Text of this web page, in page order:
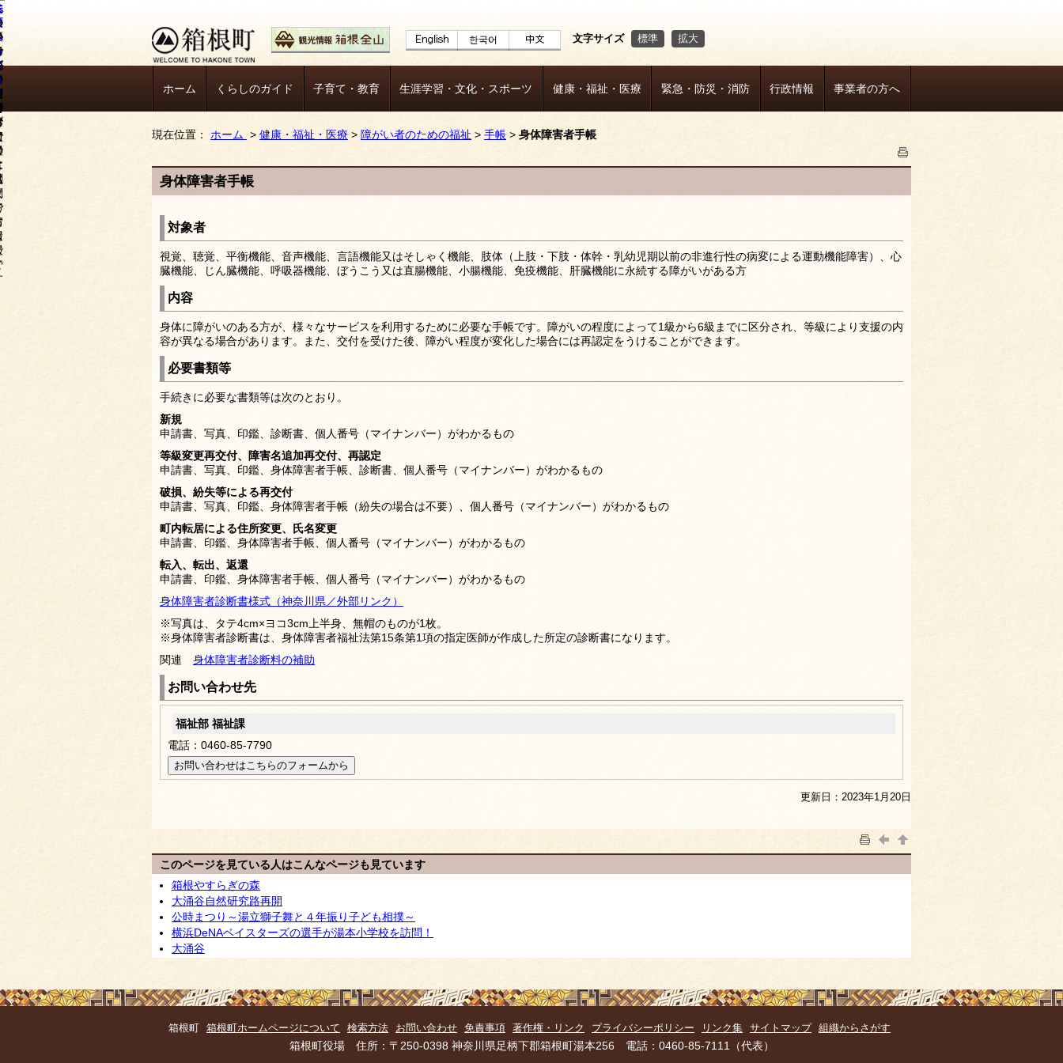
文字サイズ 標準 拡大
ホーム くらしのガイド 子育て・教育 生涯学習・文化・スポーツ 健康・福祉・医療 緊急・防災・消防 行政情報 事業者の方へ
現在位置： ホーム > 健康・福祉・医療 > 障がい者のための福祉 > 手帳 > 身体障害者手帳
身体障害者手帳
対象者
視覚、聴覚、平衡機能、音声機能、言語機能又はそしゃく機能、肢体（上肢・下肢・体幹・乳幼児期以前の非進行性の病変による運動機能障害）、心
臓機能、じん臓機能、呼吸器機能、ぼうこう又は直腸機能、小腸機能、免疫機能、肝臓機能に永続する障がいがある方
内容
身体に障がいのある方が、様々なサービスを利用するために必要な手帳です。障がいの程度によって1級から6級までに区分され、等級により支援の内
容が異なる場合があります。また、交付を受けた後、障がい程度が変化した場合には再認定をうけることができます。
必要書類等
手続きに必要な書類等は次のとおり。
新規
申請書、写真、印鑑、診断書、個人番号（マイナンバー）がわかるもの
等級変更再交付、障害名追加再交付、再認定
申請書、写真、印鑑、身体障害者手帳、診断書、個人番号（マイナンバー）がわかるもの
破損、紛失等による再交付
申請書、写真、印鑑、身体障害者手帳（紛失の場合は不要）、個人番号（マイナンバー）がわかるもの
町内転居による住所変更、氏名変更
申請書、印鑑、身体障害者手帳、個人番号（マイナンバー）がわかるもの
転入、転出、返還
申請書、印鑑、身体障害者手帳、個人番号（マイナンバー）がわかるもの
身体障害者診断書様式（神奈川県／外部リンク）
※写真は、タテ4cm×ヨコ3cm上半身、無帽のものが1枚。
※身体障害者診断書は、身体障害者福祉法第15条第1項の指定医師が作成した所定の診断書になります。
関連 身体障害者診断料の補助
お問い合わせ先
福祉部 福祉課
電話：0460-85-7790
更新日：2023年1月20日
このページを見ている人はこんなページも見ています
箱根やすらぎの森
大涌谷自然研究路再開
公時まつり～湯立獅子舞と４年振り子ども相撲～
横浜DeNAベイスターズの選手が湯本小学校を訪問！
大涌谷
箱根町 箱根町ホームページについて 検索方法 お問い合わせ 免責事項 著作権・リンク プライバシーポリシー リンク集 サイトマップ 組織からさがす
箱根町役場 住所：〒250-0398 神奈川県足柄下郡箱根町湯本256 電話：0460-85-7111（代表）